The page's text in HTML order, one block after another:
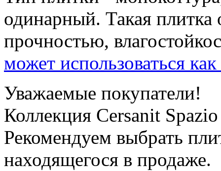
одинарный. Такая плитка
прочностью,
может использоваться
Уважаемые покупатели!
Коллекция Cersanit Spazio
Рекомендуем выбрать
находящегося в продаже.